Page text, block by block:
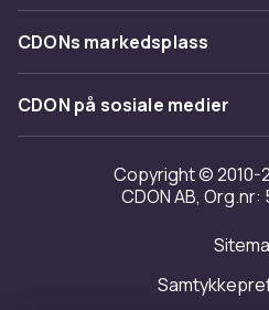
Tilbakekallinger
Varemerker
Om oss
Kundeanmeldelser
Jobbe på CDON
Investor relations
Tilgjengelighet
CDONs markedsplass
Merchant Help Center
CDON på sosiale medier
Copyright © 2010-
CDON AB,